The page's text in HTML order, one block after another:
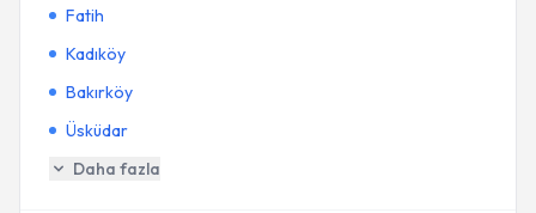
Fatih
Kadıköy
Bakırköy
Üsküdar
Daha fazla